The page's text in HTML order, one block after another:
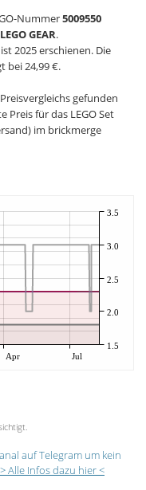
Nummer5009550
LEGO GEAR.
2025 erschienen. Die
bei 24,99 €.
gefunden
Preis für das LEGO Set
im brickmerge
Apr Jul
1.5
2.0
2.5
3.0
3.5
auf Telegram um kein
> Alle Infos dazu hier <